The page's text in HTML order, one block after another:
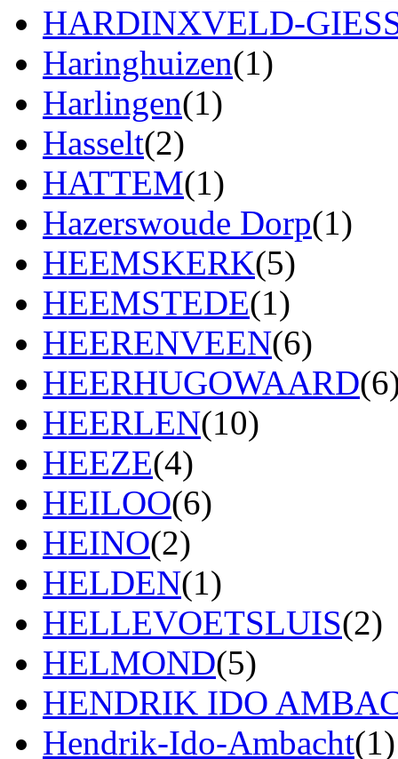
HARDINXVELD-
Haringhuizen(1)
Harlingen(1)
Hasselt(2)
HATTEM(1)
Hazerswoude Dorp(1)
HEEMSKERK(5)
HEEMSTEDE(1)
HEERENVEEN(6)
HEERHUGOWAARD
HEERLEN(10)
HEEZE(4)
HEILOO(6)
HEINO(2)
HELDEN(1)
HELLEVOETSLUIS(2)
HELMOND(5)
HENDRIK IDO
Hendrik-Ido-Ambacht(1)